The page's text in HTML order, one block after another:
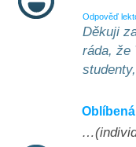
Odpověď
Děkuji
ráda, že